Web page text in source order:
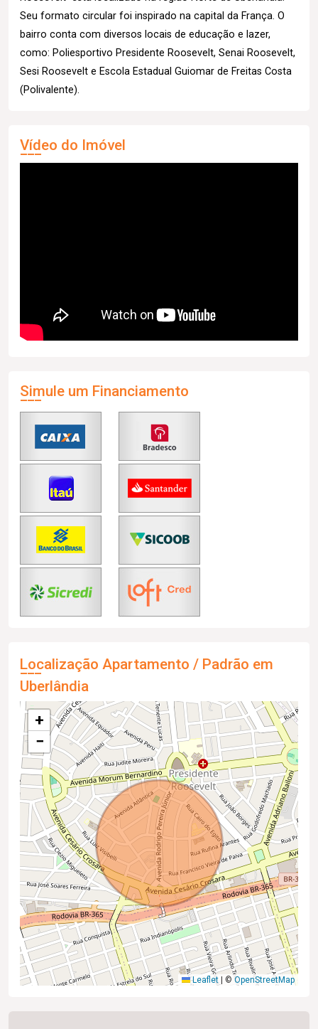
Seu formato circular foi inspirado na capital da França. O
bairro conta com diversos locais de educação e lazer,
como: Poliesportivo Presidente Roosevelt, Senai Roosevelt,
Sesi Roosevelt e Escola Estadual Guiomar de Freitas Costa
(Polivalente).
Vídeo do Imóvel
Simule um Financiamento
Localização Apartamento / Padrão em
Uberlândia
+
−
Leaflet | © OpenStreetMap